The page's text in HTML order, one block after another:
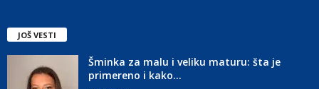
JOŠ VESTI
Šminka za malu i veliku maturu: šta je
primereno i kako...